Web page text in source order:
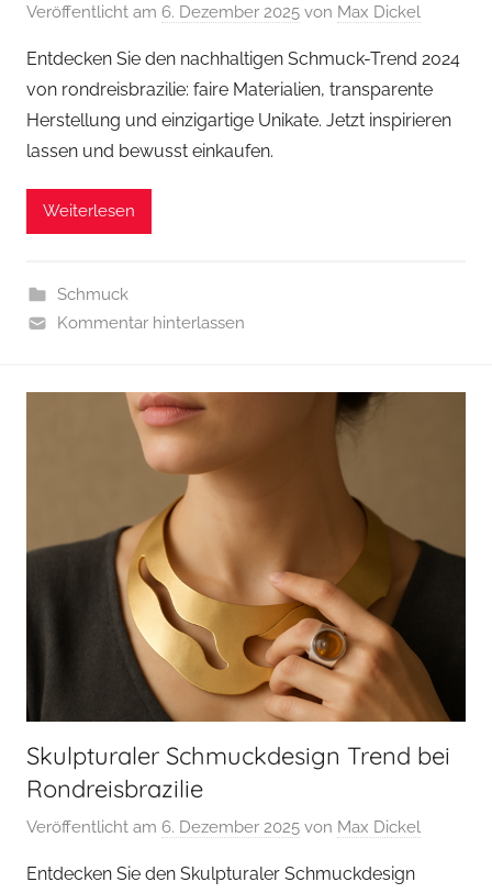
Veröffentlicht am 6. Dezember 2025 von Max Dickel
Entdecken Sie den nachhaltigen Schmuck-Trend 2024
von rondreisbrazilie: faire Materialien, transparente
Herstellung und einzigartige Unikate. Jetzt inspirieren
lassen und bewusst einkaufen.
Weiterlesen
Schmuck
Kommentar hinterlassen
Skulpturaler Schmuckdesign Trend bei
Rondreisbrazilie
Veröffentlicht am 6. Dezember 2025 von Max Dickel
Entdecken Sie den Skulpturaler Schmuckdesign